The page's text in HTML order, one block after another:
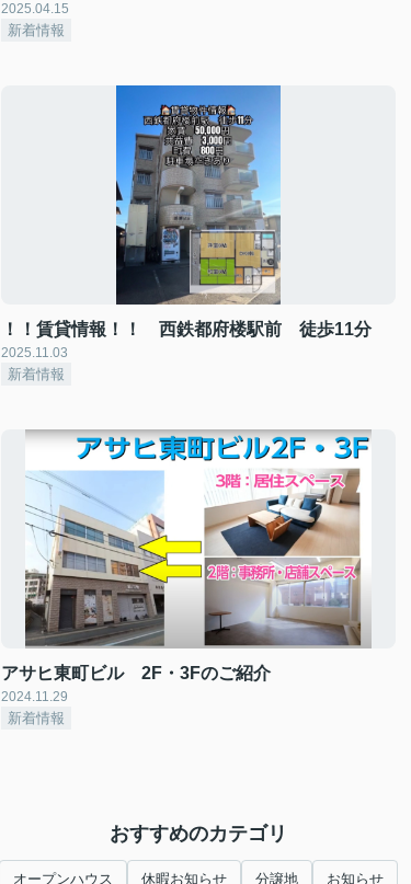
2025.04.15
新着情報
！！賃貸情報！！ 西鉄都府楼駅前 徒歩11分
2025.11.03
新着情報
アサヒ東町ビル 2F・3Fのご紹介
2024.11.29
新着情報
おすすめのカテゴリ
オープンハウス 休暇お知らせ 分譲地 お知らせ